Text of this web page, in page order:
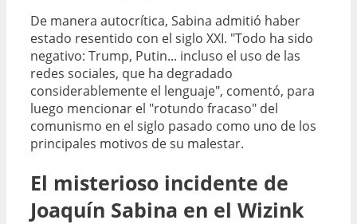
De manera autocrítica, Sabina admitió haber
estado resentido con el siglo XXI. "Todo ha sido
negativo: Trump, Putin... incluso el uso de las
redes sociales, que ha degradado
considerablemente el lenguaje", comentó, para
luego mencionar el "rotundo fracaso" del
comunismo en el siglo pasado como uno de los
principales motivos de su malestar.
El misterioso incidente de
Joaquín Sabina en el Wizink